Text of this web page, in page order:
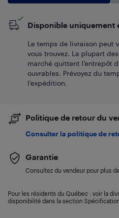
Disponible uniquement
Le temps de livraison peut
vous trouvez. La plupart
marché quittent l’entrepôt
ouvrables. Prévoyez du
l’expédition.
Politique de retour du
Consulter la politique de
Garantie
Consultez du vendeur pour plus
Pour les résidents du Québec : voir la
disponibilité dans la section